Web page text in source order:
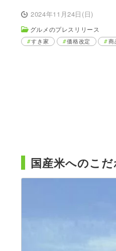
2024年11月24日(日)
グルメのプレスリリース
すき家 価格改定 商
国産米へのこ